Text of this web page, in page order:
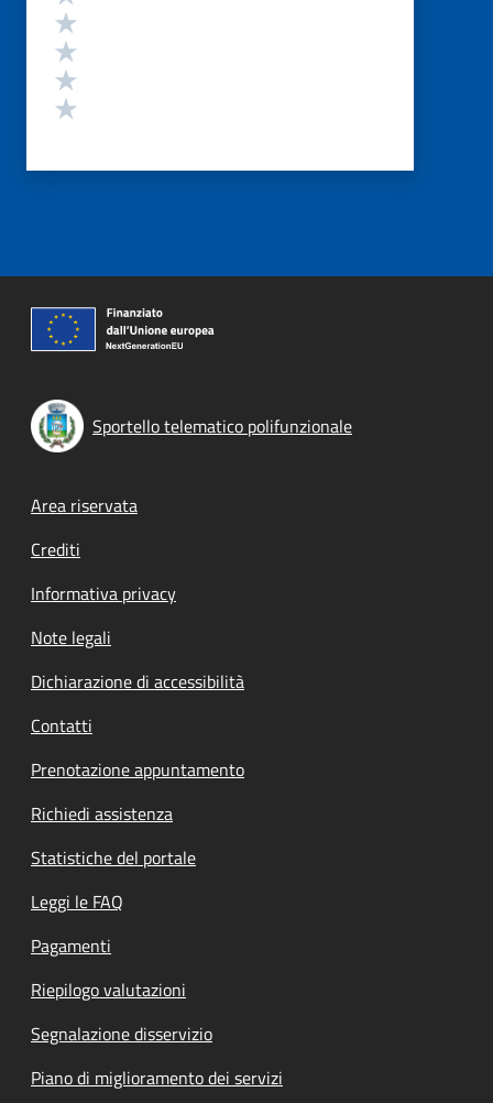
Sportello telematico polifunzionale
Footer menu
Area riservata
Crediti
Informativa privacy
Note legali
Dichiarazione di accessibilità
Contatti
Prenotazione appuntamento
Richiedi assistenza
Statistiche del portale
Leggi le FAQ
Pagamenti
Riepilogo valutazioni
Segnalazione disservizio
Piano di miglioramento dei servizi